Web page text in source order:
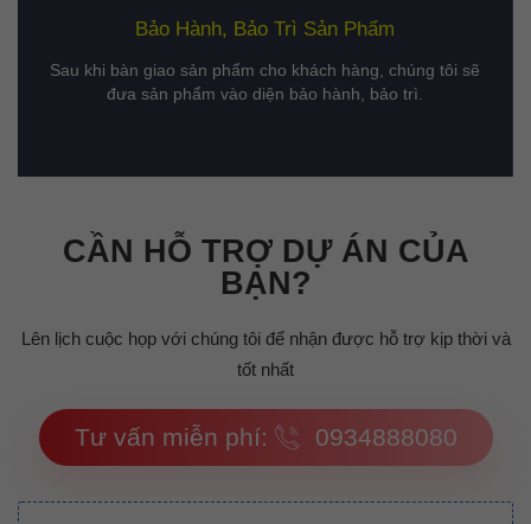
Bảo Hành, Bảo Trì Sản Phẩm
Sau khi bàn giao sản phẩm cho khách hàng, chúng tôi sẽ
đưa sản phẩm vào diện bảo hành, bảo trì.
CẦN HỖ TRỢ DỰ ÁN CỦA
BẠN?
Lên lịch cuộc họp với chúng tôi để nhận được hỗ trợ kịp thời và
tốt nhất
Tư vấn miễn phí: 0934888080